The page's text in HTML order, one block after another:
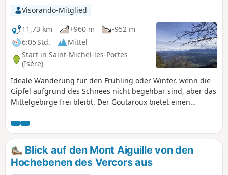
Visorando-Mitglied
11,73 km
+960 m
-952 m
6:05 Std.
Mittel
Start in Saint-Michel-les-Portes
(Isère)
Ideale Wanderung für den Frühling oder Winter, wenn die
Gipfel aufgrund des Schnees nicht begehbar sind, aber das
Mittelgebirge frei bleibt. Der Goutaroux bietet einen
Mont Aguille und den Vercors, den Trièves, die Alpen bis
nach Grenoble und die Chartreuse. Diese Rundwanderung
ist eine Alternative zur Hin- und Rückwanderung von
Trézanne aus.
Blick auf den Mont Aiguille von den
Hochebenen des Vercors aus